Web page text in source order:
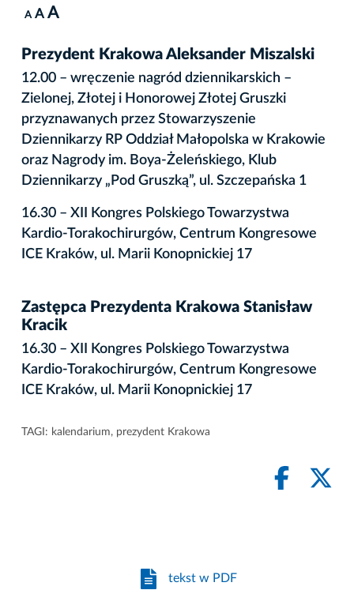
A A A
Prezydent Krakowa Aleksander Miszalski
12.00 – wręczenie nagród dziennikarskich –
Zielonej, Złotej i Honorowej Złotej Gruszki
przyznawanych przez Stowarzyszenie
Dziennikarzy RP Oddział Małopolska w Krakowie
oraz Nagrody im. Boya-Żeleńskiego, Klub
Dziennikarzy „Pod Gruszką”, ul. Szczepańska 1
16.30 – XII Kongres Polskiego Towarzystwa
Kardio-Torakochirurgów, Centrum Kongresowe
ICE Kraków, ul. Marii Konopnickiej 17
Zastępca Prezydenta Krakowa Stanisław
Kracik
16.30 – XII Kongres Polskiego Towarzystwa
Kardio-Torakochirurgów, Centrum Kongresowe
ICE Kraków, ul. Marii Konopnickiej 17
TAGI: kalendarium, prezydent Krakowa
tekst w PDF